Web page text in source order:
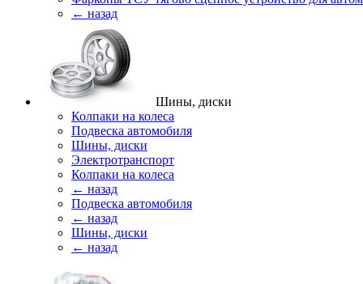
← назад
Шины, диски
Колпаки на колеса
Подвеска автомобиля
Шины, диски
Электротранспорт
Колпаки на колеса
← назад
Подвеска автомобиля
← назад
Шины, диски
← назад